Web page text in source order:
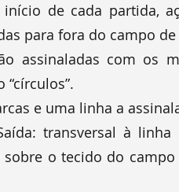
de cada partida,
para fora do campo
assinaladas com os
e uma linha a
transversal à
sobre o tecido do